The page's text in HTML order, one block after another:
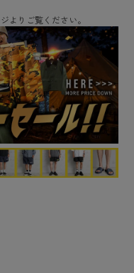
よりご覧ください。